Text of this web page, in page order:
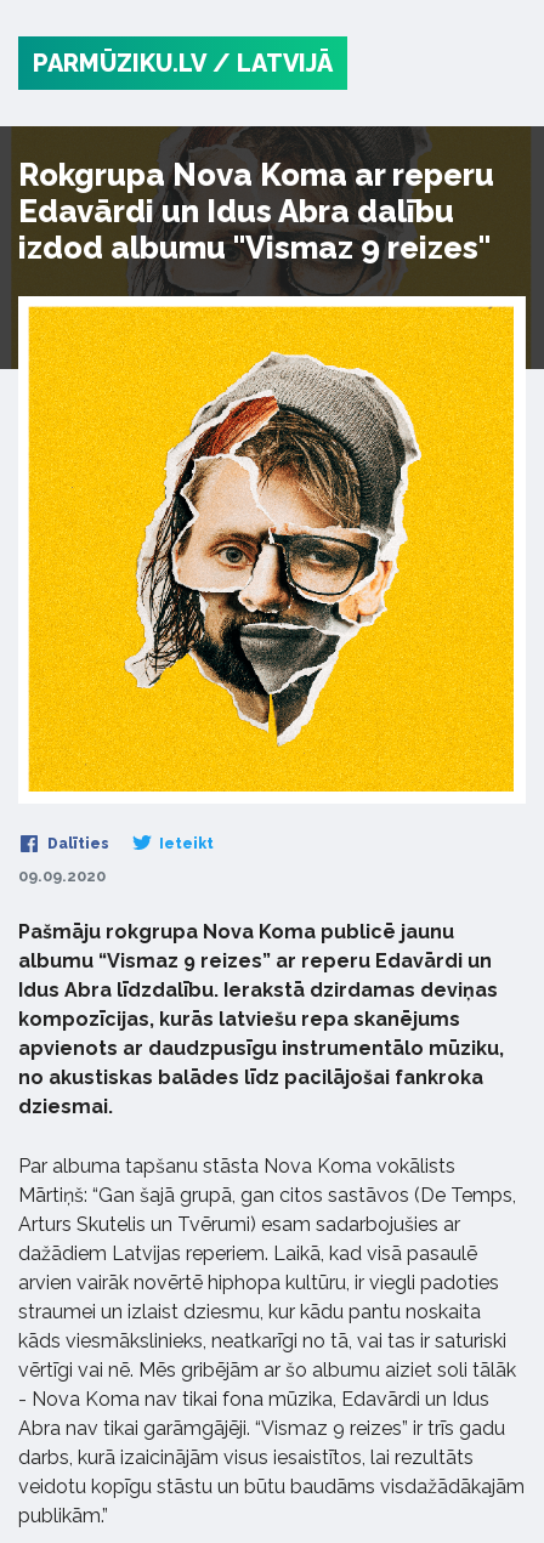
PARMŪZIKU.LV / LATVIJĀ
Rokgrupa Nova Koma ar reperu
Edavārdi un Idus Abra dalību
izdod albumu "Vismaz 9 reizes"
Dalīties Ieteikt
09.09.2020
Pašmāju rokgrupa Nova Koma publicē jaunu
albumu “Vismaz 9 reizes” ar reperu Edavārdi un
Idus Abra līdzdalību. Ierakstā dzirdamas deviņas
kompozīcijas, kurās latviešu repa skanējums
apvienots ar daudzpusīgu instrumentālo mūziku,
no akustiskas balādes līdz pacilājošai fankroka
dziesmai.
Par albuma tapšanu stāsta Nova Koma vokālists
Mārtiņš: “Gan šajā grupā, gan citos sastāvos (De Temps,
Arturs Skutelis un Tvērumi) esam sadarbojušies ar
dažādiem Latvijas reperiem. Laikā, kad visā pasaulē
arvien vairāk novērtē hiphopa kultūru, ir viegli padoties
straumei un izlaist dziesmu, kur kādu pantu noskaita
kāds viesmākslinieks, neatkarīgi no tā, vai tas ir saturiski
vērtīgi vai nē. Mēs gribējām ar šo albumu aiziet soli tālāk
- Nova Koma nav tikai fona mūzika, Edavārdi un Idus
Abra nav tikai garāmgājēji. “Vismaz 9 reizes” ir trīs gadu
darbs, kurā izaicinājām visus iesaistītos, lai rezultāts
veidotu kopīgu stāstu un būtu baudāms visdažādākajām
publikām.”